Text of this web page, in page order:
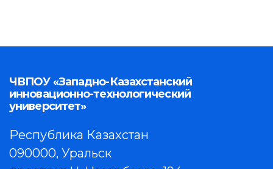
ЧВПОУ «Западно-Казахстанский
инновационно-технологический
университет»
Республика Казахстан
090000, Уральск